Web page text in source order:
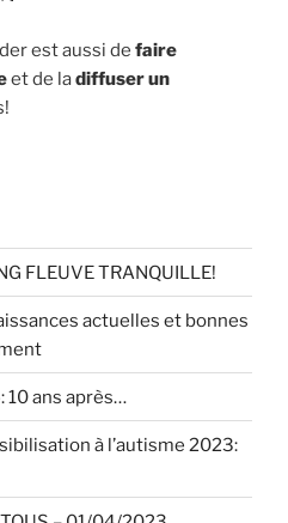
est aussi de faire
et de ladiffuser un
FLEUVE TRANQUILLE!
actuelles et bonnes
10 ans après…
à l’autisme 2023: